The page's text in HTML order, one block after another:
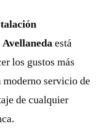
está
los gustos más
moderno servicio de
de cualquier